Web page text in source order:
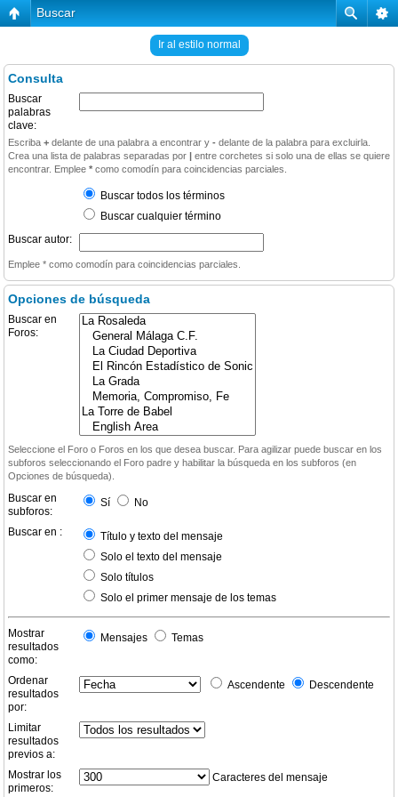
Buscar
Ir al estilo normal
Consulta
Buscar
palabras
clave:
Escriba + delante de una palabra a encontrar y - delante de la palabra para excluirla.
Crea una lista de palabras separadas por | entre corchetes si solo una de ellas se quiere
encontrar. Emplee * como comodín para coincidencias parciales.
Buscar todos los términos
Buscar cualquier término
Buscar autor:
Emplee * como comodín para coincidencias parciales.
Opciones de búsqueda
Buscar en
Foros:
Seleccione el Foro o Foros en los que desea buscar. Para agilizar puede buscar en los
subforos seleccionando el Foro padre y habilitar la búsqueda en los subforos (en
Opciones de búsqueda).
Buscar en
subforos:
Sí No
Buscar en :
Título y texto del mensaje
Solo el texto del mensaje
Solo títulos
Solo el primer mensaje de los temas
Mostrar
resultados
como:
Mensajes Temas
Ordenar
resultados
por:
Ascendente Descendente
Limitar
resultados
previos a:
Mostrar los
primeros:
Caracteres del mensaje